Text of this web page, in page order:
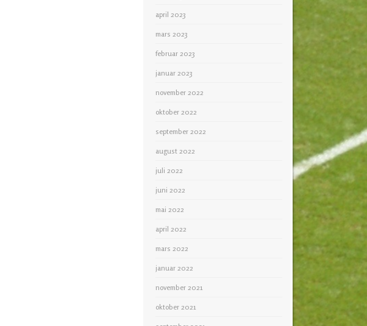
april 2023
mars 2023
februar 2023
januar 2023
november 2022
oktober 2022
september 2022
august 2022
juli 2022
juni 2022
mai 2022
april 2022
mars 2022
januar 2022
november 2021
oktober 2021